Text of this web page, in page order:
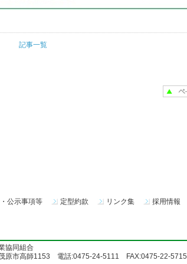
記事一覧
公示事項等 定型約款 リンク集 採用情報
協同組合
原市高師1153 電話:0475-24-5111 FAX:0475-22-5715